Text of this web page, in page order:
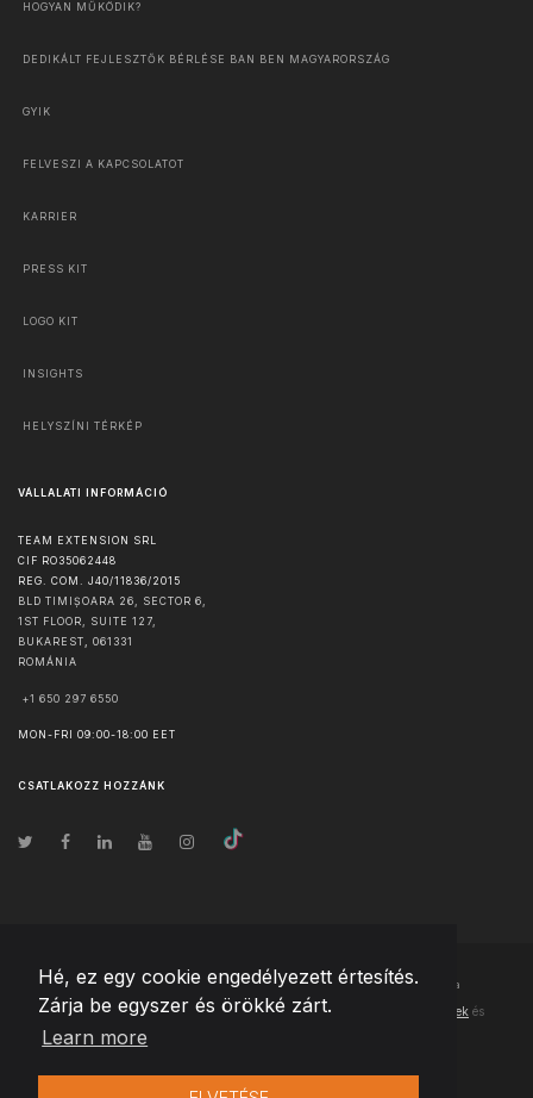
Hé, ez egy cookie engedélyezett értesítés.
Zárja be egyszer és örökké zárt.
Learn more
HOGYAN MŰKÖDIK?
DEDIKÁLT FEJLESZTŐK BÉRLÉSE BAN BEN MAGYARORSZÁG
GYIK
FELVESZI A KAPCSOLATOT
KARRIER
PRESS KIT
LOGO KIT
INSIGHTS
HELYSZÍNI TÉRKÉP
VÁLLALATI INFORMÁCIÓ
TEAM EXTENSION SRL
CIF RO35062448
REG. COM. J40/11836/2015
BLD TIMIȘOARA 26, SECTOR 6,
1ST FLOOR, SUITE 127,
BUKAREST
061331
ROMÁNIA
+1 650 297 6550
MON-FRI 09:00-18:00 EET
CSATLAKOZZ HOZZÁNK
© Szerzői jog2026 Team Extension Hungary- Minden jog fenntartva
Changelog ● Ezen webhely használatával elfogadja Használati feltételek és